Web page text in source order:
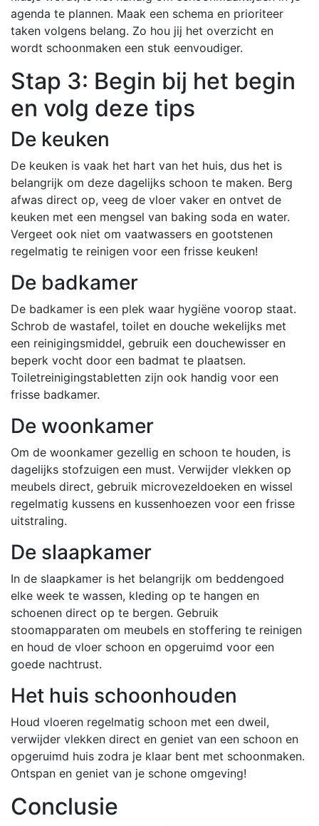
agenda te plannen. Maak een schema en prioriteer
taken volgens belang. Zo hou jij het overzicht en
wordt schoonmaken een stuk eenvoudiger.
Stap 3: Begin bij het begin
en volg deze tips
De keuken
De keuken is vaak het hart van het huis, dus het is
belangrijk om deze dagelijks schoon te maken. Berg
afwas direct op, veeg de vloer vaker en ontvet de
keuken met een mengsel van baking soda en water.
Vergeet ook niet om vaatwassers en gootstenen
regelmatig te reinigen voor een frisse keuken!
De badkamer
De badkamer is een plek waar hygiëne voorop staat.
Schrob de wastafel, toilet en douche wekelijks met
een reinigingsmiddel, gebruik een douchewisser en
beperk vocht door een badmat te plaatsen.
Toiletreinigingstabletten zijn ook handig voor een
frisse badkamer.
De woonkamer
Om de woonkamer gezellig en schoon te houden, is
dagelijks stofzuigen een must. Verwijder vlekken op
meubels direct, gebruik microvezeldoeken en wissel
regelmatig kussens en kussenhoezen voor een frisse
uitstraling.
De slaapkamer
In de slaapkamer is het belangrijk om beddengoed
elke week te wassen, kleding op te hangen en
schoenen direct op te bergen. Gebruik
stoomapparaten om meubels en stoffering te reinigen
en houd de vloer schoon en opgeruimd voor een
goede nachtrust.
Het huis schoonhouden
Houd vloeren regelmatig schoon met een dweil,
verwijder vlekken direct en geniet van een schoon en
opgeruimd huis zodra je klaar bent met schoonmaken.
Ontspan en geniet van je schone omgeving!
Conclusie